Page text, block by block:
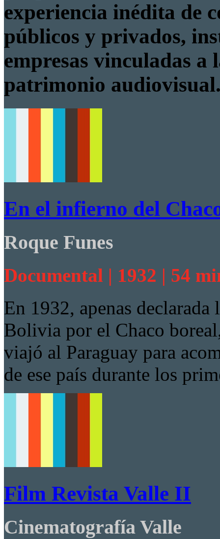
experiencia inédita de
públicos y privados,
empresas vinculadas a
patrimonio
En el infierno del
Roque Funes
Documental | 1932 | 54
En 1932, apenas
Bolivia por el Chaco
viajó al Paraguay para
de ese país durante los
Film Revista Valle II
Cinematografía Valle